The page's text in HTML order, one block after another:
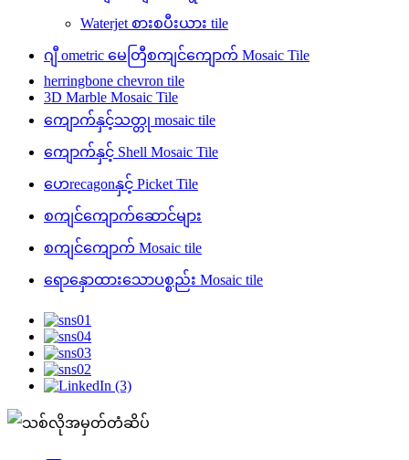
Waterjet စားစပီးယား tile
ဂျီ ometric မေတြီစကျင်ကျောက် Mosaic Tile
herringbone chevron tile
3D Marble Mosaic Tile
ကျောက်နှင့်သတ္တု mosaic tile
ကျောက်နှင့် Shell Mosaic Tile
ဟေrecagonနှင့် Picket Tile
စကျင်ကျောက်ဆောင်များ
စကျင်ကျောက် Mosaic tile
ရောနှောထားသောပစ္စည်း Mosaic tile